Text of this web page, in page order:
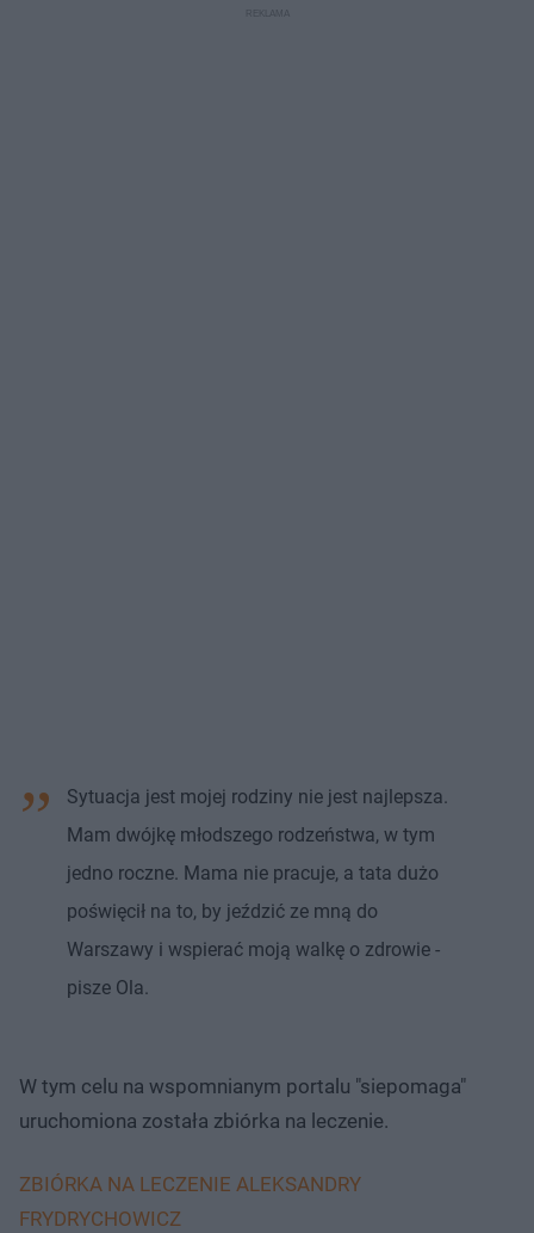
Sytuacja jest mojej rodziny nie jest najlepsza.
Mam dwójkę młodszego rodzeństwa, w tym
jedno roczne. Mama nie pracuje, a tata dużo
poświęcił na to, by jeździć ze mną do
Warszawy i wspierać moją walkę o zdrowie -
pisze Ola.
W tym celu na wspomnianym portalu "siepomaga"
uruchomiona została zbiórka na leczenie.
ZBIÓRKA NA LECZENIE ALEKSANDRY
FRYDRYCHOWICZ